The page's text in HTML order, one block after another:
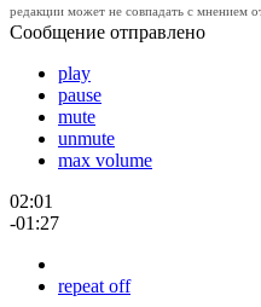
редакции может не совпадать с мнением
Сообщение отправлено
play
pause
mute
unmute
max volume
02:01
-01:27
repeat off